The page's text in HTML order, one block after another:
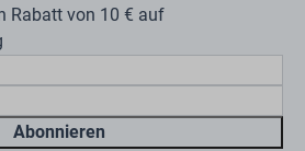
Rabatt von 10 € auf
Abonnieren